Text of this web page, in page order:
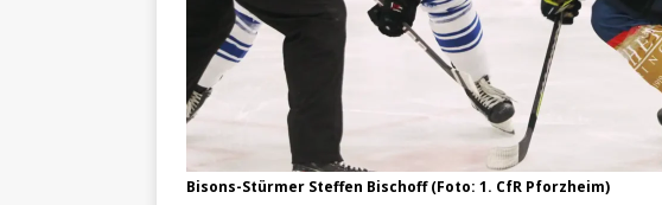
Bisons-Stürmer Steffen Bischoff (Foto: 1. CfR Pforzheim)